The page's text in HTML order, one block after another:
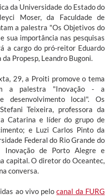
da Universidade do Estado do
Moser, da Faculdade de
a palestra "Os Objetivos do
sua importância nas pesquisas
a cargo do pró-reitor Eduardo
Propesp, Leandro Bugoni.
29, a Proiti promove o tema
a palestra "Inovação - a
desenvolvimento local". Os
Teixeira, professora da
Catarina e líder do grupo de
e Luzi Carlos Pinto da
Federal do Rio Grande do
Inovação de Porto Alegre e
capital. O diretor do Oceantec,
conversa.
ao vivo pelocanal da FURG